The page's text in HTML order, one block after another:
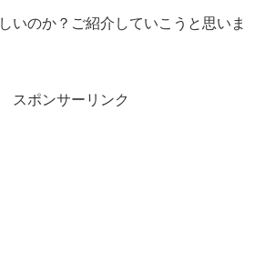
いのか？ご紹介していこうと思いま
スポンサーリンク